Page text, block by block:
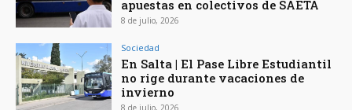
apuestas en colectivos de SAETA
8 de julio, 2026
Sociedad
En Salta | El Pase Libre Estudiantil
no rige durante vacaciones de
invierno